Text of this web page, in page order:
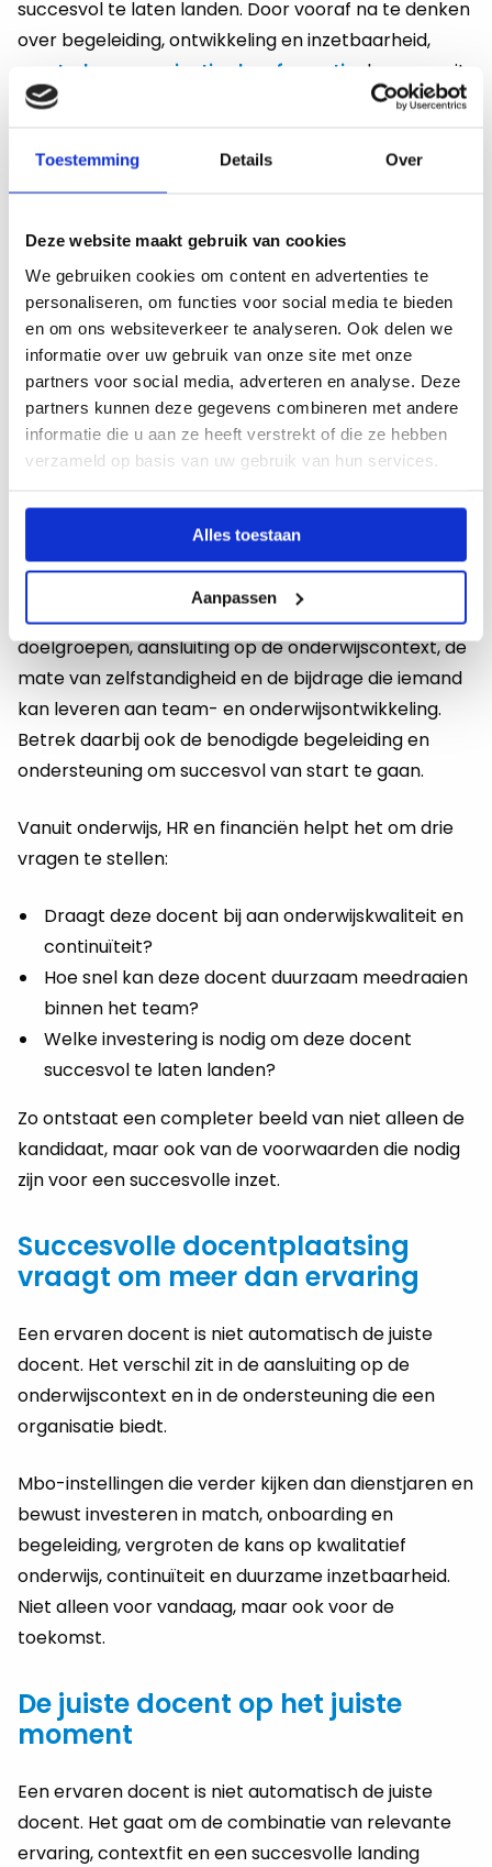
Toestemming Details Over
Deze website maakt gebruik van cookies
We gebruiken cookies om content en advertenties te
personaliseren, om functies voor social media te bieden
en om ons websiteverkeer te analyseren. Ook delen we
informatie over uw gebruik van onze site met onze
partners voor social media, adverteren en analyse. Deze
partners kunnen deze gegevens combineren met andere
informatie die u aan ze heeft verstrekt of die ze hebben
verzameld op basis van uw gebruik van hun services.
Alles toestaan
Aanpassen
succesvol te laten landen. Door vooraf na te denken
over begeleiding, ontwikkeling en inzetbaarheid,
versterken organisaties hun formatie
door vooruit
te kijken en vergroten ze de kans op een succesvolle
De kernvraag is daarom: wat heeft deze docent
Hoe herken je een docent die past
bij jouw onderwijscontext?
Bij de selectie van een docent is het belangrijk om
verder te kijken dan het cv, hiermee voorkom je
zoveel mogelijk eenmismatch tussen docent en
onderwijscontext . De vraag is niet alleen wat
ervaring aansluit op jouw opleiding, doelgroep en
organisatie.
Kijk daarom naar ervaring met vergelijkbare mbo-
doelgroepen, aansluiting op de onderwijscontext, de
mate van zelfstandigheid en de bijdrage die iemand
kan leveren aan team- en onderwijsontwikkeling.
Betrek daarbij ook de benodigde begeleiding en
ondersteuning om succesvol van start te gaan.
Vanuit onderwijs, HR en financiën helpt het om drie
vragen te stellen:
Draagt deze docent bij aan onderwijskwaliteit en
continuïteit?
Hoe snel kan deze docent duurzaam meedraaien
binnen het team?
Welke investering is nodig om deze docent
succesvol te laten landen?
Zo ontstaat een completer beeld van niet alleen de
kandidaat, maar ook van de voorwaarden die nodig
zijn voor een succesvolle inzet.
Succesvolle docentplaatsing
vraagt om meer dan ervaring
Een ervaren docent is niet automatisch de juiste
docent. Het verschil zit in de aansluiting op de
onderwijscontext en in de ondersteuning die een
organisatie biedt.
Mbo-instellingen die verder kijken dan dienstjaren en
bewust investeren in match, onboarding en
begeleiding, vergroten de kans op kwalitatief
onderwijs, continuïteit en duurzame inzetbaarheid.
Niet alleen voor vandaag, maar ook voor de
toekomst.
De juiste docent op het juiste
moment
Een ervaren docent is niet automatisch de juiste
docent. Het gaat om de combinatie van relevante
ervaring, contextfit en een succesvolle landing